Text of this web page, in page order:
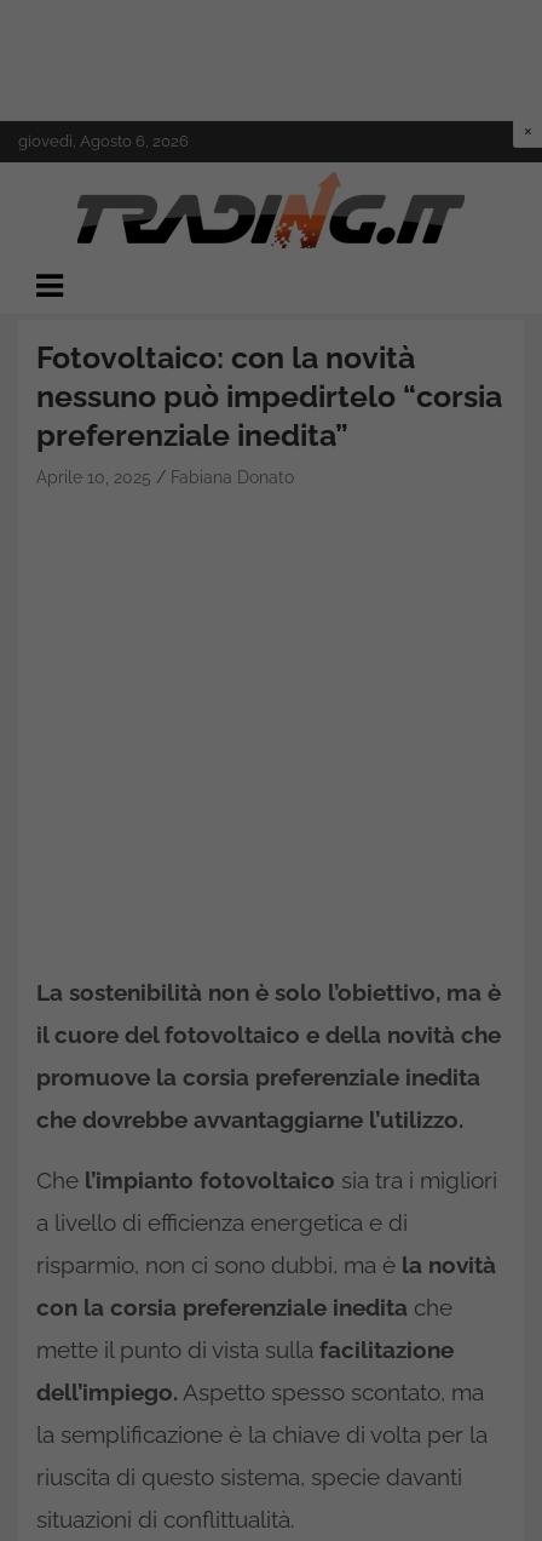
Skip
to
giovedì, Agosto 6, 2026
Trading.it
Fotovoltaico: con la novità
nessuno può impedirtelo “corsia
preferenziale inedita”
Aprile 10, 2025 Fabiana Donato
La sostenibilità non è solo l’obiettivo, ma è
il cuore del fotovoltaico e della novità che
promuove la corsia preferenziale inedita
che dovrebbe avvantaggiarne l’utilizzo.
Che l’impianto fotovoltaico sia tra i migliori
a livello di efficienza energetica e di
risparmio, non ci sono dubbi, ma è la novità
con la corsia preferenziale inedita che
mette il punto di vista sulla facilitazione
dell’impiego. Aspetto spesso scontato, ma
la semplificazione è la chiave di volta per la
riuscita di questo sistema, specie davanti
situazioni di conflittualità.